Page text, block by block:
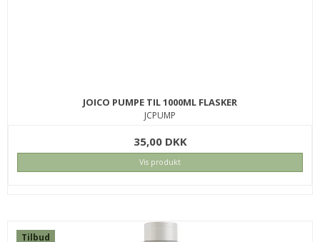
JOICO PUMPE TIL 1000ML FLASKER
JCPUMP
35,00 DKK
Vis produkt
Tilbud